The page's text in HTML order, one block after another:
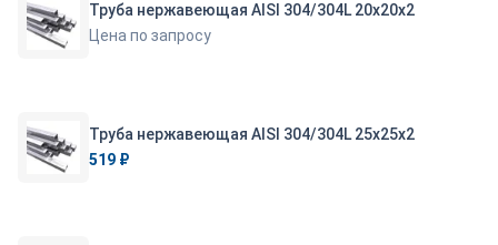
Труба нержавеющая AISI 304/304L 20х20х2
Цена по запросу
Труба нержавеющая AISI 304/304L 25х25х2
519 ₽